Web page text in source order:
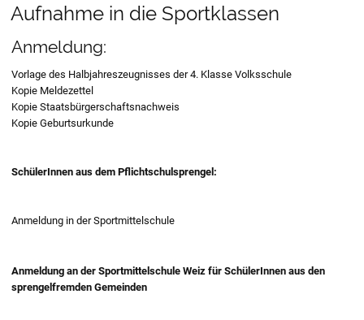
Aufnahme in die Sportklassen
Anmeldung:
Vorlage des Halbjahreszeugnisses der 4. Klasse Volksschule
Kopie Meldezettel
Kopie Staatsbürgerschaftsnachweis
Kopie Geburtsurkunde
SchülerInnen aus dem Pflichtschulsprengel:
Anmeldung in der Sportmittelschule
Anmeldung an der Sportmittelschule Weiz für SchülerInnen aus den
sprengelfremden Gemeinden